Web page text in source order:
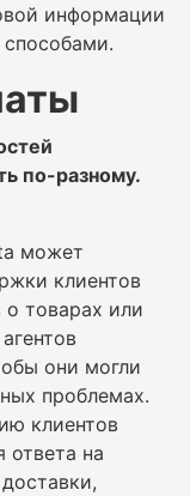
информации
по-разному.
может
клиентов
о товарах или
они могли
проблемах.
клиентов
ответа на